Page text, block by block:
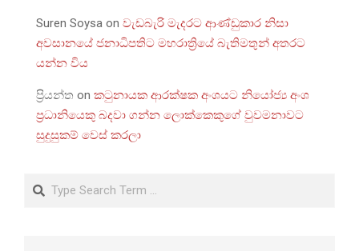
Suren Soysa on වැඩබැරි මැදරට ආණ්ඩුකාර නිසා
අවසානයේ ජනාධිපතිට මහරාත්‍රියේ බැතිමතුන් අතරට
යන්න විය
ප්‍රියන්ත on කටුනායක ආරක්ෂක අංශයට නියෝජ්‍ය අංශ
ප්‍රධානියෙකු බදවා ගන්න ලොක්කෙකුගේ වුවමනාවට
සුදුසුකම් වෙස් කරලා
Search